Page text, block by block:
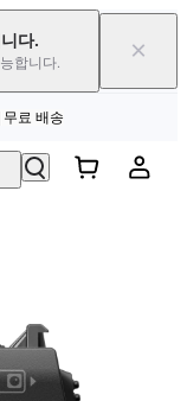
다.
합니다. ×
료 배송